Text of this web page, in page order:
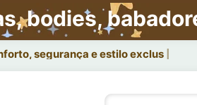
bodies,
segurança e estilo exclusivo.